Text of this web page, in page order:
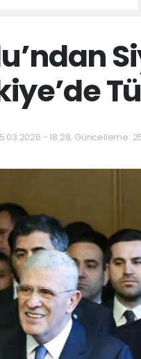
- 18:28, Güncelleme: